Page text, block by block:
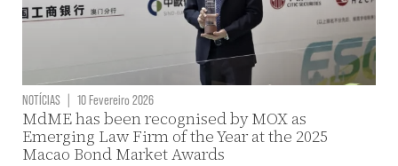
NOTÍCIAS | 10 Fevereiro 2026
MdME has been recognised by MOX as
Emerging Law Firm of the Year at the 2025
Macao Bond Market Awards